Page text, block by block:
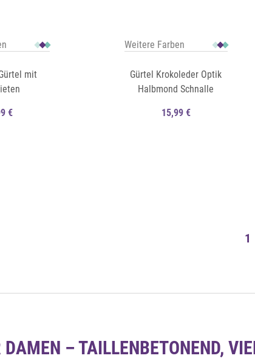
mit
€
Weitere Farben
Gürtel Krokoleder Optik
Halbmond Schnalle
15,99 €
1
DAMEN – TAILLENBETONEND,